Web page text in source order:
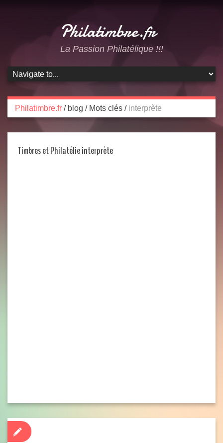
Philatimbre.fr
La Passion Philatélique !!!
Philatimbre.fr /blog / Mots clés / interprète
Timbres et Philatélie interprète